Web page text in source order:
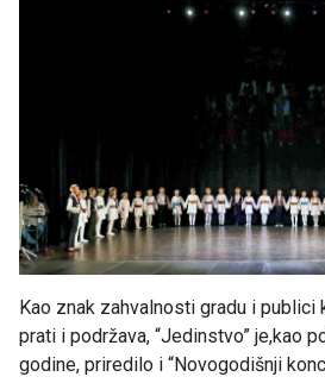
Kao znak zahvalnosti gradu i publici
prati i podržava, “Jedinstvo” je,kao
godine, priredilo i “Novogodišnji